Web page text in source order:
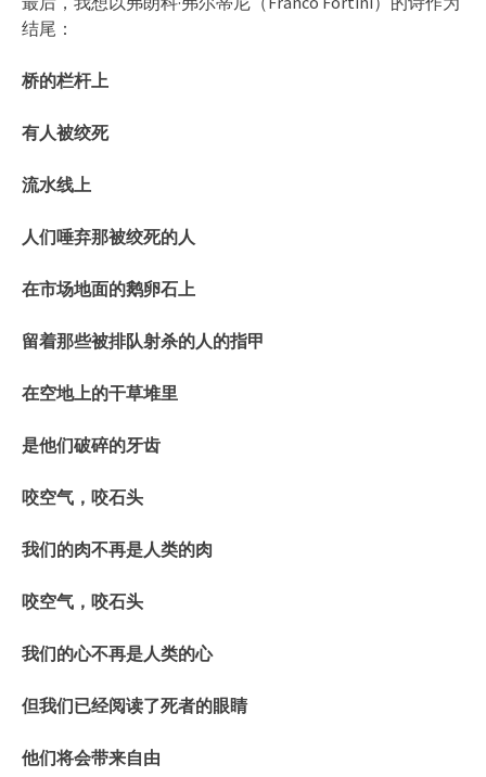
结尾：
桥的栏杆上
有人被绞死
流水线上
人们唾弃那被绞死的人
在市场地面的鹅卵石上
留着那些被排队射杀的人的指甲
在空地上的干草堆里
是他们破碎的牙齿
咬空气，咬石头
我们的肉不再是人类的肉
咬空气，咬石头
我们的心不再是人类的心
但我们已经阅读了死者的眼睛
他们将会带来自由